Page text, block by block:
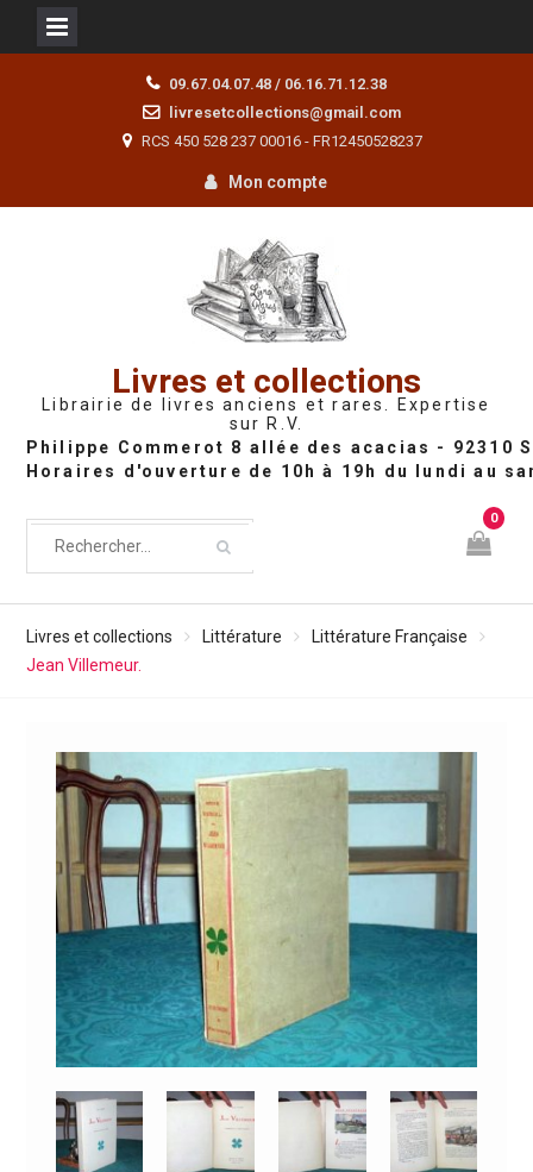
09.67.04.07.48 / 06.16.71.12.38
livresetcollections@gmail.com
RCS 450 528 237 00016 - FR12450528237
Mon compte
Livres et collections
Librairie de livres anciens et rares. Expertise
sur R.V.
0
Livres et collections Littérature
Littérature Française
Jean Villemeur.